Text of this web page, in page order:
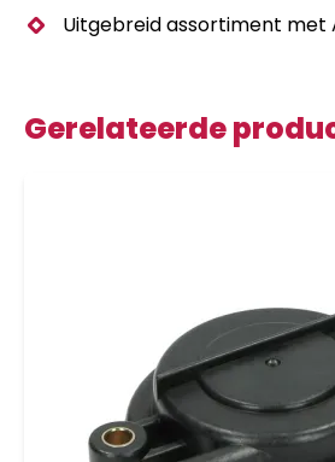
Uitgebreid assortiment
Gerelateerde